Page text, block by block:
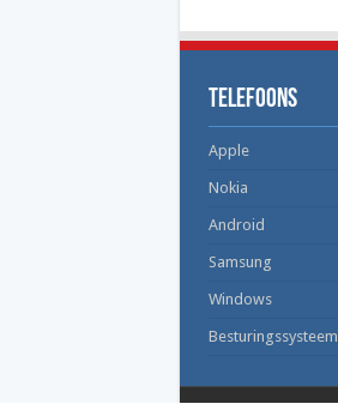
Telefoons
Apple
Nokia
Android
Samsung
Windows
Besturingssysteem